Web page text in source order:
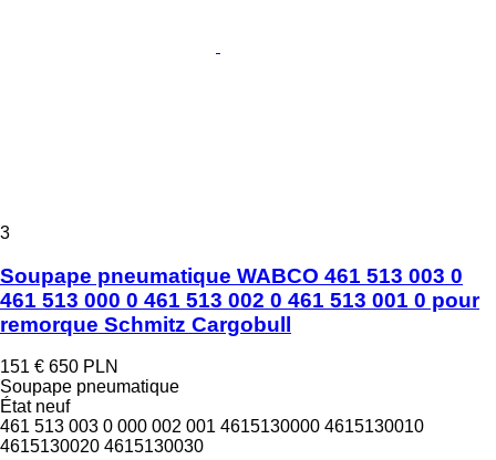
3
Soupape pneumatique WABCO 461 513 003 0
461 513 000 0 461 513 002 0 461 513 001 0 pour
remorque Schmitz Cargobull
151 € 650 PLN
Soupape pneumatique
Étatneuf
461 513 003 0 000 002 001 4615130000 4615130010
4615130020 4615130030